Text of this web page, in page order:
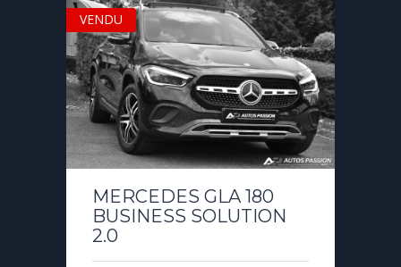
MERCEDES GLA 180
BUSINESS SOLUTION
2.0
VENDU